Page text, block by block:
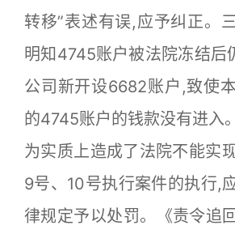
转移”表述有误,应予纠正。
明知4745账户被法院冻结后
公司新开设6682账户,致使
的4745账户的钱款没有进入
为实质上造成了法院不能实
9号、10号执行案件的执行,
律规定予以处罚。《责令追